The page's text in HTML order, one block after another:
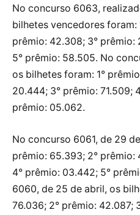
No concurso 6063,
bilhetes vencedores foram:
prêmio: 42.308; 3° prêmio:
5° prêmio: 58.505. No
os bilhetes foram: 1°
20.444; 3° prêmio: 71.509;
prêmio: 05.062.
No concurso 6061, de 29
prêmio: 65.393; 2° prêmio:
4° prêmio: 03.442; 5°
6060, de 25 de abril, os
76.036; 2° prêmio: 42.087;